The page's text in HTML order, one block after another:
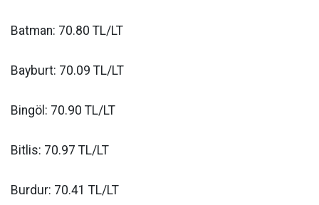
Batman: 70.80 TL/LT
Bayburt: 70.09 TL/LT
Bingöl: 70.90 TL/LT
Bitlis: 70.97 TL/LT
Burdur: 70.41 TL/LT